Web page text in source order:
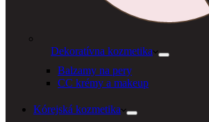
Dekoratívna kozmetika
Balzamy na pery
CC krémy a makeup
Kórejská kozmetika